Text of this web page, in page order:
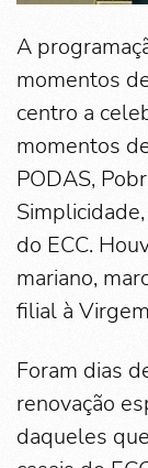
A
momentos
centro a
momentos
PODAS,
do ECC.
mariano,
filial à
Foram dias
renovação
daqueles